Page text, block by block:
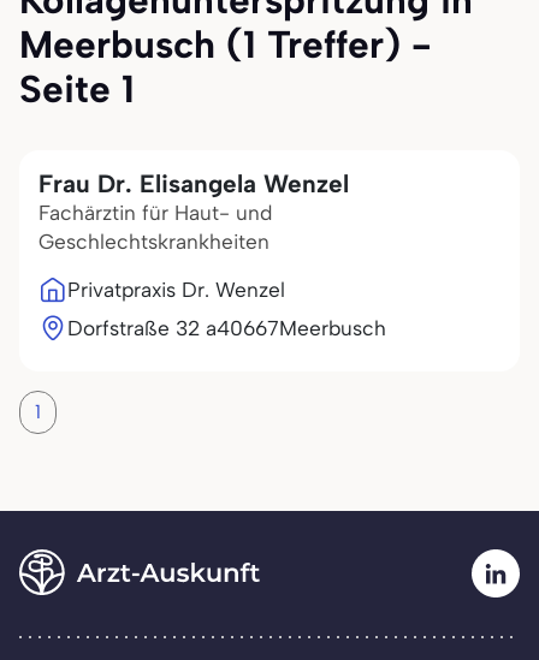
Meerbusch (1 Treffer) -
Seite 1
Frau Dr. Elisangela Wenzel
Fachärztin für Haut- und
Geschlechtskrankheiten
Privatpraxis Dr. Wenzel
Dorfstraße 32 a40667Meerbusch
1